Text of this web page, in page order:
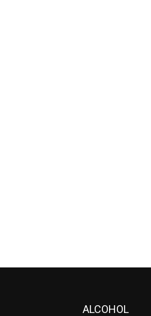
ALCOHOL